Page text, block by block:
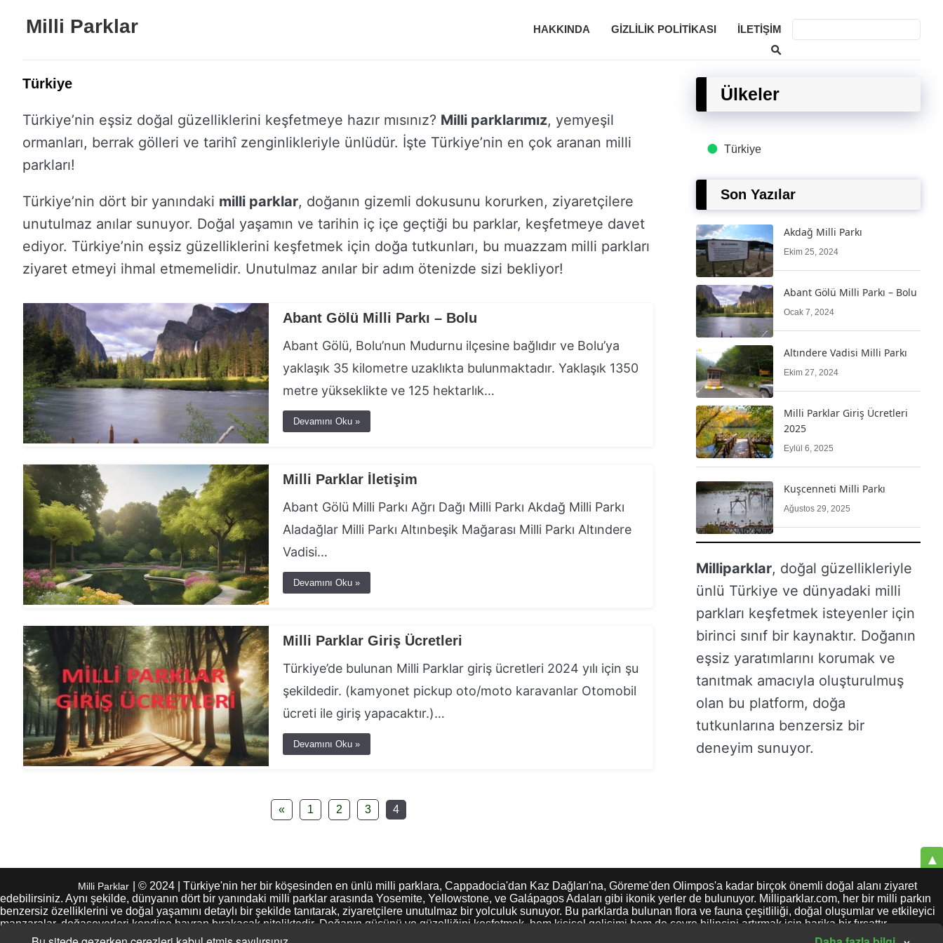
Milli Parklar HAKKINDA GIZLILIK POLITIKASI İLETIŞIM
Türkiye
Türkiye’nin eşsiz doğal güzelliklerini keşfetmeye hazır mısınız? Milli parklarımız, yemyeşil
ormanları, berrak gölleri ve tarihî zenginlikleriyle ünlüdür. İşte Türkiye’nin en çok aranan milli
parkları!
Türkiye’nin dört bir yanındaki milli parklar, doğanın gizemli dokusunu korurken, ziyaretçilere
unutulmaz anılar sunuyor. Doğal yaşamın ve tarihin iç içe geçtiği bu parklar, keşfetmeye davet
ediyor. Türkiye’nin eşsiz güzelliklerini keşfetmek için doğa tutkunları, bu muazzam milli parkları
ziyaret etmeyi ihmal etmemelidir. Unutulmaz anılar bir adım ötenizde sizi bekliyor!
Abant Gölü Milli Parkı – Bolu
Abant Gölü, Bolu’nun Mudurnu ilçesine bağlıdır ve Bolu’ya
yaklaşık 35 kilometre uzaklıkta bulunmaktadır. Yaklaşık 1350
metre yükseklikte ve 125 hektarlık…
Devamını Oku »
Milli Parklar İletişim
Abant Gölü Milli Parkı Ağrı Dağı Milli Parkı Akdağ Milli Parkı
Aladağlar Milli Parkı Altınbeşik Mağarası Milli Parkı Altındere
Vadisi…
Devamını Oku »
Milli Parklar Giriş Ücretleri
Türkiye’de bulunan Milli Parklar giriş ücretleri 2024 yılı için şu
şekildedir. (kamyonet pickup oto/moto karavanlar Otomobil
ücreti ile giriş yapacaktır.)…
Devamını Oku »
« 1 2 3 4
Ülkeler
Türkiye
Son Yazılar
Akdağ Milli Parkı
Ekim 25, 2024
Abant Gölü Milli Parkı – Bolu
Ocak 7, 2024
Altındere Vadisi Milli Parkı
Ekim 27, 2024
Milli Parklar Giriş Ücretleri
2025
Eylül 6, 2025
Kuşcenneti Milli Parkı
Ağustos 29, 2025
Milliparklar, doğal güzellikleriyle
ünlü Türkiye ve dünyadaki milli
parkları keşfetmek isteyenler için
birinci sınıf bir kaynaktır. Doğanın
eşsiz yaratımlarını korumak ve
tanıtmak amacıyla oluşturulmuş
olan bu platform, doğa
tutkunlarına benzersiz bir
deneyim sunuyor.
▲
Milli Parklar | © 2024 | Türkiye'nin her bir köşesinden en ünlü milli parklara, Cappadocia'dan Kaz Dağları'na, Göreme'den Olimpos'a kadar birçok önemli doğal alanı ziyaret
edebilirsiniz. Aynı şekilde, dünyanın dört bir yanındaki milli parklar arasında Yosemite, Yellowstone, ve Galápagos Adaları gibi ikonik yerler de bulunuyor. Milliparklar.com, her bir milli parkın
benzersiz özelliklerini ve doğal yaşamını detaylı bir şekilde tanıtarak, ziyaretçilere unutulmaz bir yolculuk sunuyor. Bu parklarda bulunan flora ve fauna çeşitliliği, doğal oluşumlar ve etkileyici
manzaralar, doğaseverleri kendine hayran bırakacak niteliktedir. Doğanın gücünü ve güzelliğini keşfetmek, hem kişisel gelişimi hem de çevre bilincini artırmak için harika bir fırsattır.
Milliparklar.com, bu deneyimi ziyaretçilerine sunarak, doğa sevgisini ve koruma bilincini yaymayı amaçlamaktadır. Eğer siz de doğanın büyüleyici dünyasını keşfetmek ve doğa koruma